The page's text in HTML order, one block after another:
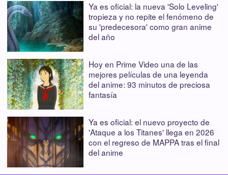
Ya es oficial: la nueva 'Solo Leveling'
tropieza y no repite el fenómeno de
su 'predecesora' como gran anime
del año
Hoy en Prime Video una de las
mejores películas de una leyenda
del anime: 93 minutos de preciosa
fantasía
Ya es oficial: el nuevo proyecto de
'Ataque a los Titanes' llega en 2026
con el regreso de MAPPA tras el final
del anime